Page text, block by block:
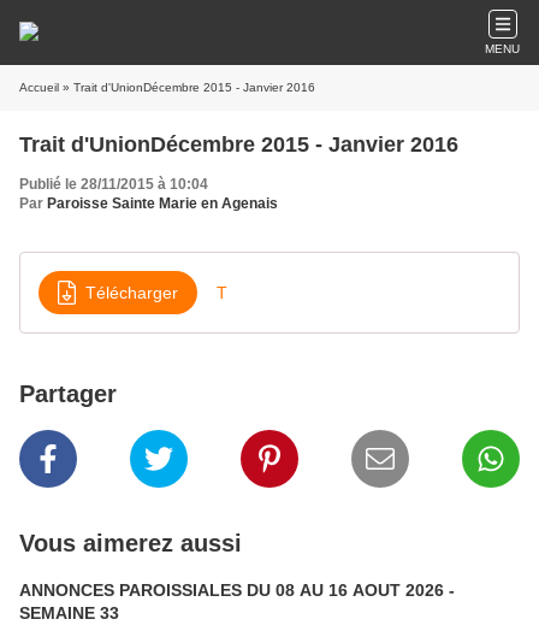
MENU
Accueil » Trait d'UnionDécembre 2015 - Janvier 2016
Trait d'UnionDécembre 2015 - Janvier 2016
Publié le 28/11/2015 à 10:04
Par Paroisse Sainte Marie en Agenais
Télécharger T
Partager
Vous aimerez aussi
ANNONCES PAROISSIALES DU 08 AU 16 AOUT 2026 -
SEMAINE 33